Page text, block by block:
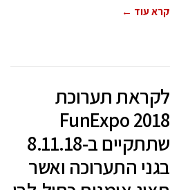
קרא עוד ←
לקראת תערוכת
FunExpo 2018
שתתקיים ב-8.11.18
בגני התערוכה ואשר